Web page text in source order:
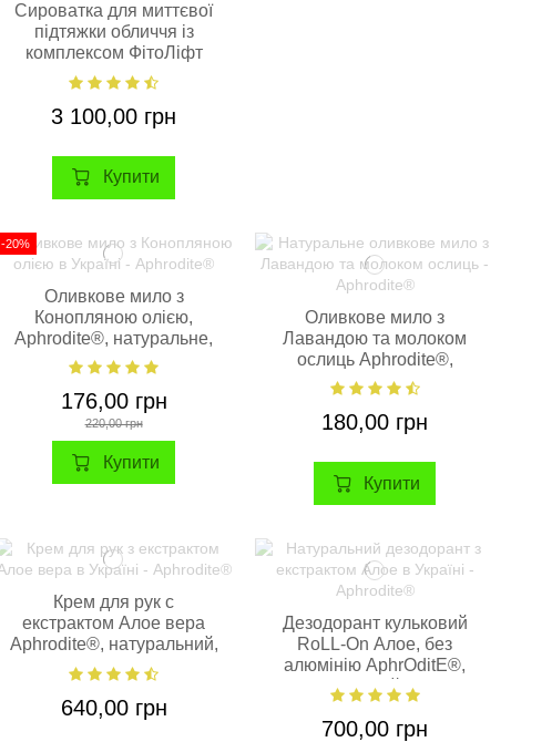
Сироватка для миттєвої
підтяжки обличчя із
комплексом ФітоЛіфт
AphrOditE®, натуральна,
15 мл.
3 100,00 грн
Купити
-20%
Оливкове мило з
Конопляною олією,
Aphrodite®, натуральне,
100 г
176,00 грн
220,00 грн
Купити
Оливкове мило з
Лавандою та молоком
ослиць Aphrodite®,
натуральне, 85 г.
180,00 грн
Купити
Крем для рук с
екстрактом Алое вера
Aphrodite®, натуральний,
100мл/50мл
640,00 грн
Дезодорант кульковий
RoLL-On Алое, без
алюмінію AphrOditE®,
натуральний 50 мл.
700,00 грн